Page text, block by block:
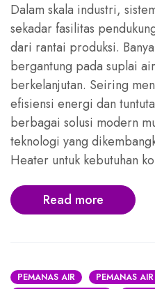
Dalam skala industri,
sekadar fasilitas
dari rantai produksi.
bergantung pada suplai
berkelanjutan. Seiring
efisiensi energi dan
berbagai solusi modern
teknologi yang
Heater untuk kebutuhan
Read more
PEMANAS AIR
PEMANAS